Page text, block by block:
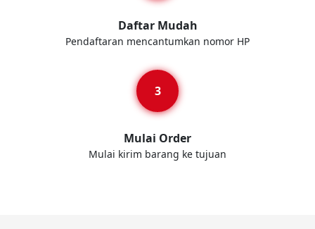
Daftar Mudah
Pendaftaran mencantumkan nomor HP
Mulai Order
Mulai kirim barang ke tujuan